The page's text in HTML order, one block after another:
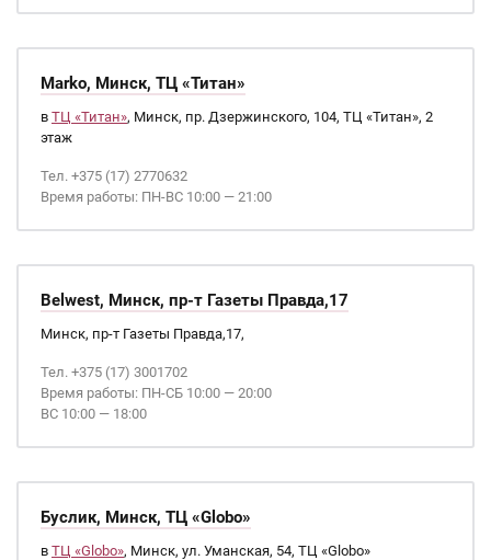
Marko, Минск, ТЦ «Титан»
в ТЦ «Титан», Минск, пр. Дзержинского, 104, ТЦ «Титан», 2
этаж
Тел. +375 (17) 2770632
Время работы: ПН-ВС 10:00 — 21:00
Belwest, Минск, пр-т Газеты Правда,17
Минск, пр-т Газеты Правда,17,
Тел. +375 (17) 3001702
Время работы: ПН-СБ 10:00 — 20:00
ВС 10:00 — 18:00
Буслик, Минск, ТЦ «Globo»
в ТЦ «Globo», Минск, ул. Уманская, 54, ТЦ «Globo»